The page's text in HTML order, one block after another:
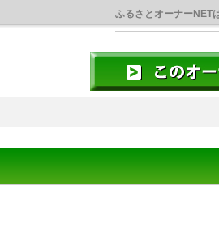
ふるさとオーナーNET